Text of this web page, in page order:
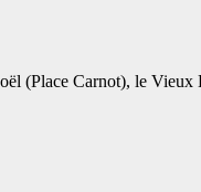
(Place Carnot), le